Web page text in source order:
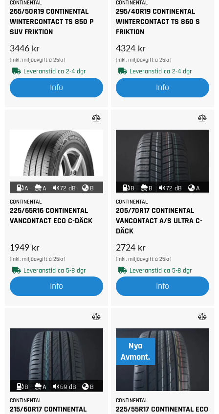
CONTINENTAL
265/50R19 CONTINENTAL
WINTERCONTACT TS 850 P
SUV FRIKTION
3446 kr
(inkl. miljöavgift á 25kr)
Leveranstid ca 2-4 dgr
Info
CONTINENTAL
295/40R19 CONTINENTAL
WINTERCONTACT TS 860 S
FRIKTION
4324 kr
(inkl. miljöavgift á 25kr)
Leveranstid ca 2-4 dgr
Info
A A 72 dB B
CONTINENTAL
225/65R16 CONTINENTAL
VANCONTACT ECO C-DÄCK
1949 kr
(inkl. miljöavgift á 25kr)
Leveranstid ca 5-8 dgr
Info
B B 72 dB A
CONTINENTAL
205/70R17 CONTINENTAL
VANCONTACT A/S ULTRA C-
DÄCK
2724 kr
(inkl. miljöavgift á 25kr)
Leveranstid ca 5-8 dgr
Info
B A 69 dB B
CONTINENTAL
215/60R17 CONTINENTAL
Nya
Avmont.
CONTINENTAL
225/55R17 CONTINENTAL ECO